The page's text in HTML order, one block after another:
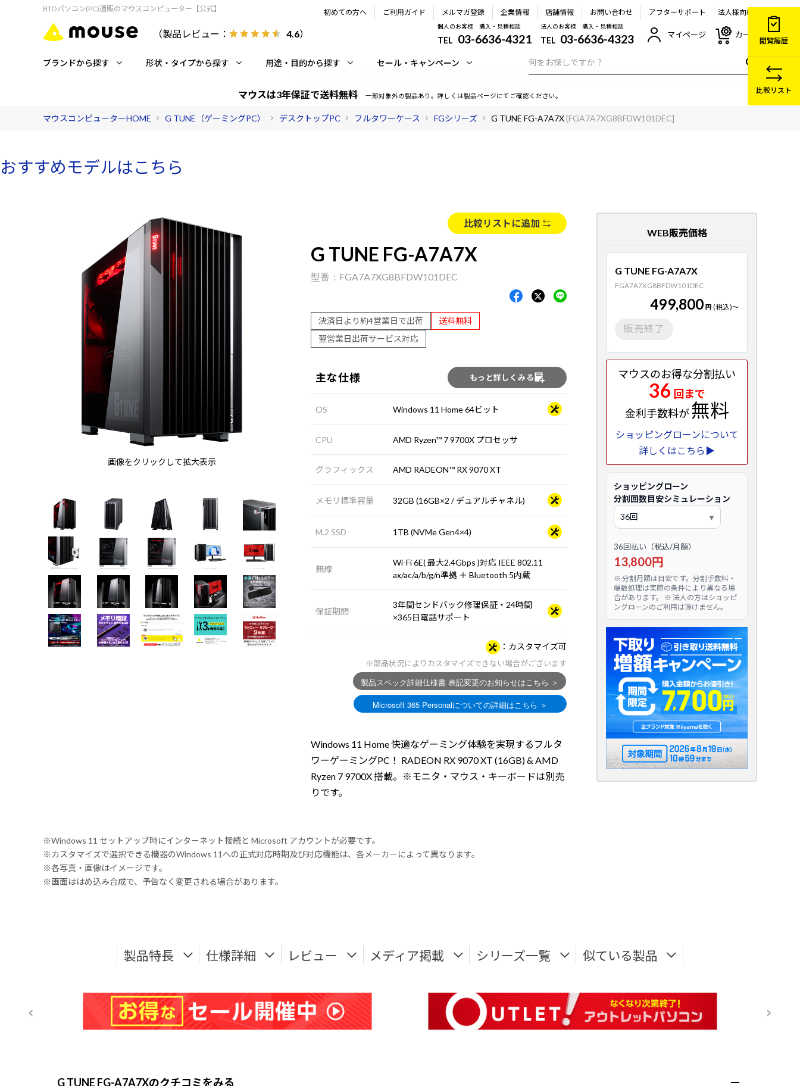
BTOパソコン(PC)通販のマウスコンピューター【公式】
（製品レビュー： 4.6）
初めての方へ ご利用ガイド メルマガ登録 企業情報 店舗情報 お問い合わせ アフターサポート 法人様向け
個人のお客様 購入・見積相談
TEL 03-6636-4321
法人のお客様 購入・見積相談
TEL 03-6636-4323 マイページ カート
ブランドから探す 形状・タイプから探す 用途・目的から探す セール・キャンペーン
マウスは3年保証で送料無料 一部対象外の製品あり。詳しくは製品ページにてご確認ください。
マウスコンピューターHOME G TUNE（ゲーミングPC） デスクトップPC フルタワーケース FGシリーズ G TUNE FG-A7A7X [FGA7A7XG8BFDW101DEC]
おすすめモデルはこちら
画像をクリックして拡大表示
比較リストに追加
G TUNE FG-A7A7X
FGA7A7XG8BFDW101DEC
決済日より約4営業日で出荷
送料無料
翌営業日出荷サービス対応
主な仕様 もっと詳しくみる
OS Windows 11 Home 64ビット
CPU AMD Ryzen™ 7 9700X プロセッサ
グラフィックス AMD RADEON™ RX 9070 XT
メモリ標準容量 32GB (16GB×2 / デュアルチャネル)
M.2 SSD 1TB (NVMe Gen4×4)
無線
Wi-Fi 6E( 最大2.4Gbps )対応 IEEE 802.11
ax/ac/a/b/g/n準拠 ＋ Bluetooth 5内蔵
保証期間
3年間センドバック修理保証・24時間
×365日電話サポート
カスタマイズ可
※部品状況によりカスタマイズできない場合がございます
Windows 11 Home 快適なゲーミング体験を実現するフルタ
ワーゲーミングPC！ RADEON RX 9070 XT (16GB) & AMD
Ryzen 7 9700X 搭載。※モニタ・マウス・キーボードは別売
りです。
WEB販売価格
G TUNE FG-A7A7X
FGA7A7XG8BFDW101DEC
499,800 円 (税込)～
販売終了
マウスのお得な分割払い
36 回まで
金利手数料が無料
ショッピングローンについて
詳しくはこちら▶
ショッピングローン
分割回数目安シミュレーション
36回払い（税込/月額）
13,800円
※ 分割月額は目安です。分割手数料・
端数処理は実際の条件により異なる場
合があります。 ※ 法人の方はショッピ
ングローンのご利用は頂けません。
※Windows 11 セットアップ時にインターネット接続と Microsoft アカウントが必要です。
※カスタマイズで選択できる機器のWindows 11への正式対応時期及び対応機能は、各メーカーによって異なります。
※各写真・画像はイメージです。
※画面ははめ込み合成で、予告なく変更される場合があります。
製品特長 仕様詳細 レビュー メディア掲載 シリーズ一覧 似ている製品
G TUNE FG-A7A7Xのクチコミをみる
閲覧履歴
比較リスト